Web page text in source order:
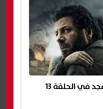
انهيار عمار بعد استشهاد مجد في الحلقة 13